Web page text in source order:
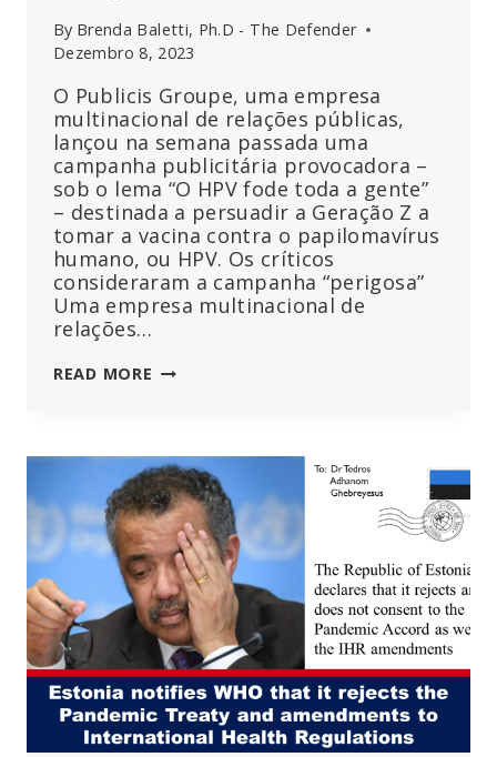
By Brenda Baletti, Ph.D - The Defender
Dezembro 8, 2023
O Publicis Groupe, uma empresa
multinacional de relações públicas,
lançou na semana passada uma
campanha publicitária provocadora –
sob o lema “O HPV fode toda a gente”
– destinada a persuadir a Geração Z a
tomar a vacina contra o papilomavírus
humano, ou HPV. Os críticos
consideraram a campanha “perigosa”
Uma empresa multinacional de
relações…
READ MORE ‘PERIGOSO’:
RELAÇÕES
PÚBLICAS
LANÇA
ANÚNCIOS
PROVOCADORES
SOBRE
A
VACINA
CONTRA
O
HPV
DIRIGIDOS
À